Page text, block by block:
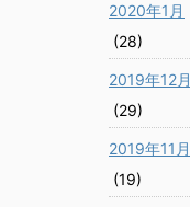
2020年1月
(28)
2019年12月
(29)
2019年11月
(19)